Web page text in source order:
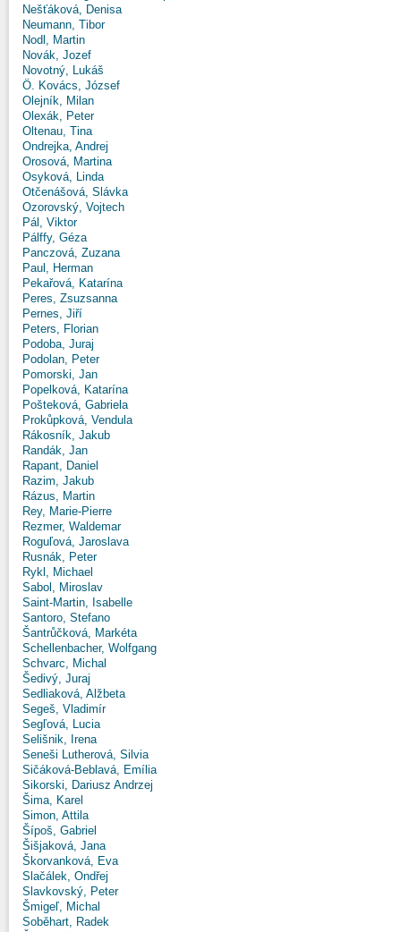
Nešťáková, Denisa
Neumann, Tibor
Nodl, Martin
Novák, Jozef
Novotný, Lukáš
Ö. Kovács, József
Olejník, Milan
Olexák, Peter
Oltenau, Tina
Ondrejka, Andrej
Orosová, Martina
Osyková, Linda
Otčenášová, Slávka
Ozorovský, Vojtech
Pál, Viktor
Pálffy, Géza
Panczová, Zuzana
Paul, Herman
Pekařová, Katarína
Peres, Zsuzsanna
Pernes, Jiří
Peters, Florian
Podoba, Juraj
Podolan, Peter
Pomorski, Jan
Popelková, Katarína
Pošteková, Gabriela
Prokůpková, Vendula
Rákosník, Jakub
Randák, Jan
Rapant, Daniel
Razim, Jakub
Rázus, Martin
Rey, Marie-Pierre
Rezmer, Waldemar
Roguľová, Jaroslava
Rusnák, Peter
Rykl, Michael
Sabol, Miroslav
Saint-Martin, Isabelle
Santoro, Stefano
Šantrůčková, Markéta
Schellenbacher, Wolfgang
Schvarc, Michal
Šedivý, Juraj
Sedliaková, Alžbeta
Segeš, Vladimír
Segľová, Lucia
Selišnik, Irena
Seneši Lutherová, Silvia
Sičáková-Beblavá, Emília
Sikorski, Dariusz Andrzej
Šima, Karel
Simon, Attila
Šípoš, Gabriel
Šišjaková, Jana
Škorvanková, Eva
Slačálek, Ondřej
Slavkovský, Peter
Šmigeľ, Michal
Soběhart, Radek